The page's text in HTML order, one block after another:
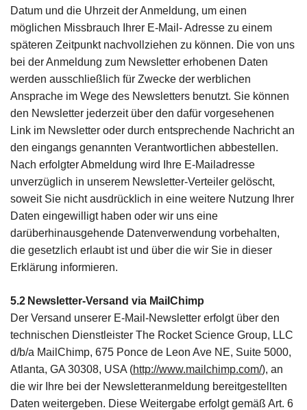
Datum und die Uhrzeit der Anmeldung, um einen
möglichen Missbrauch Ihrer E-Mail- Adresse zu einem
späteren Zeitpunkt nachvollziehen zu können. Die von uns
bei der Anmeldung zum Newsletter erhobenen Daten
werden ausschließlich für Zwecke der werblichen
Ansprache im Wege des Newsletters benutzt. Sie können
den Newsletter jederzeit über den dafür vorgesehenen
Link im Newsletter oder durch entsprechende Nachricht an
den eingangs genannten Verantwortlichen abbestellen.
Nach erfolgter Abmeldung wird Ihre E-Mailadresse
unverzüglich in unserem Newsletter-Verteiler gelöscht,
soweit Sie nicht ausdrücklich in eine weitere Nutzung Ihrer
Daten eingewilligt haben oder wir uns eine
darüberhinausgehende Datenverwendung vorbehalten,
die gesetzlich erlaubt ist und über die wir Sie in dieser
Erklärung informieren.
5.2 Newsletter-Versand via MailChimp
Der Versand unserer E-Mail-Newsletter erfolgt über den
technischen Dienstleister The Rocket Science Group, LLC
d/b/a MailChimp, 675 Ponce de Leon Ave NE, Suite 5000,
Atlanta, GA 30308, USA (http://www.mailchimp.com/), an
die wir Ihre bei der Newsletteranmeldung bereitgestellten
Daten weitergeben. Diese Weitergabe erfolgt gemäß Art. 6